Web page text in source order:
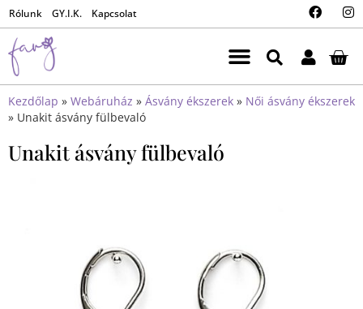
Rólunk GY.I.K. Kapcsolat
Kezdőlap » Webáruház » Ásvány ékszerek » Női ásvány ékszerek
» Unakit ásvány fülbevaló
Unakit ásvány fülbevaló